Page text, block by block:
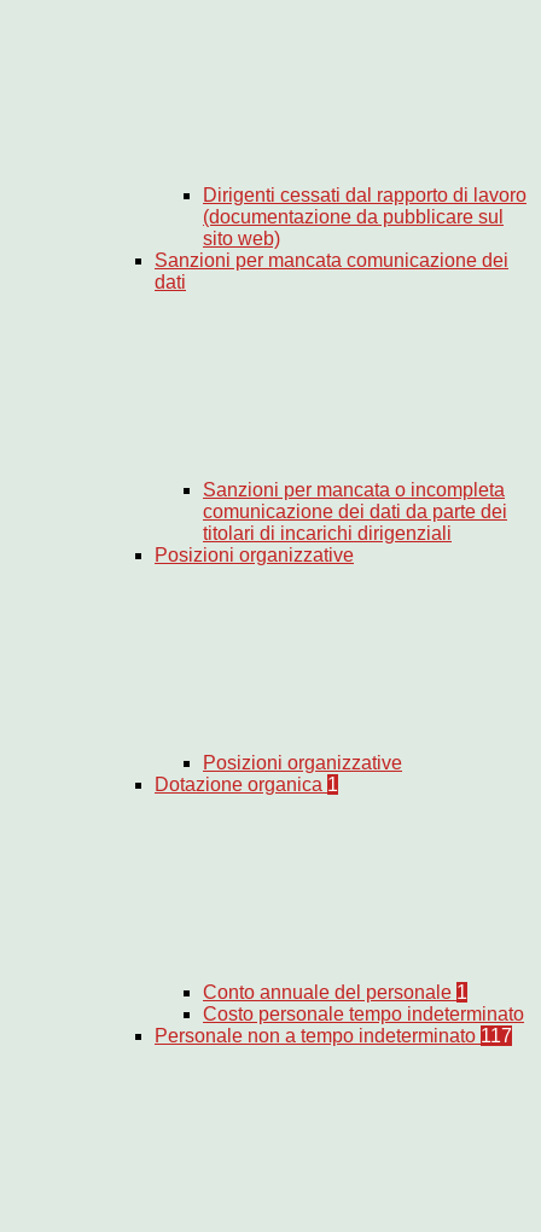
Dirigenti cessati dal rapporto di lavoro
(documentazione da pubblicare sul
sito web)
Sanzioni per mancata comunicazione dei
dati
Sanzioni per mancata o incompleta
comunicazione dei dati da parte dei
titolari di incarichi dirigenziali
Posizioni organizzative
Posizioni organizzative
Dotazione organica 1
Conto annuale del personale 1
Costo personale tempo indeterminato
Personale non a tempo indeterminato 117